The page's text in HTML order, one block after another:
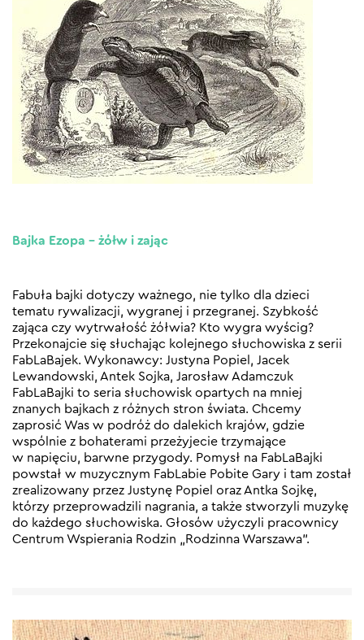
Bajka Ezopa – żółw i zając
Fabuła bajki dotyczy ważnego, nie tylko dla dzieci
tematu rywalizacji, wygranej i przegranej. Szybkość
zająca czy wytrwałość żółwia? Kto wygra wyścig?
Przekonajcie się słuchając kolejnego słuchowiska z serii
FabLaBajek. Wykonawcy: Justyna Popiel, Jacek
Lewandowski, Antek Sojka, Jarosław Adamczuk
FabLaBajki to seria słuchowisk opartych na mniej
znanych bajkach z różnych stron świata. Chcemy
zaprosić Was w podróż do dalekich krajów, gdzie
wspólnie z bohaterami przeżyjecie trzymające
w napięciu, barwne przygody. Pomysł na FabLaBajki
powstał w muzycznym FabLabie Pobite Gary i tam został
zrealizowany przez Justynę Popiel oraz Antka Sojkę,
którzy przeprowadzili nagrania, a także stworzyli muzykę
do każdego słuchowiska. Głosów użyczyli pracownicy
Centrum Wspierania Rodzin „Rodzinna Warszawa”.